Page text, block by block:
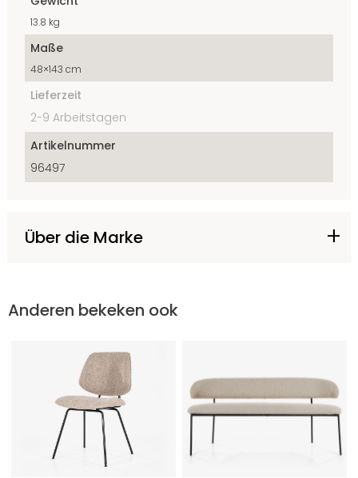
13.8 kg
Maße
48×143 cm
Lieferzeit
2-9 Arbeitstagen
Artikelnummer
96497
Über die Marke
Anderen bekeken ook